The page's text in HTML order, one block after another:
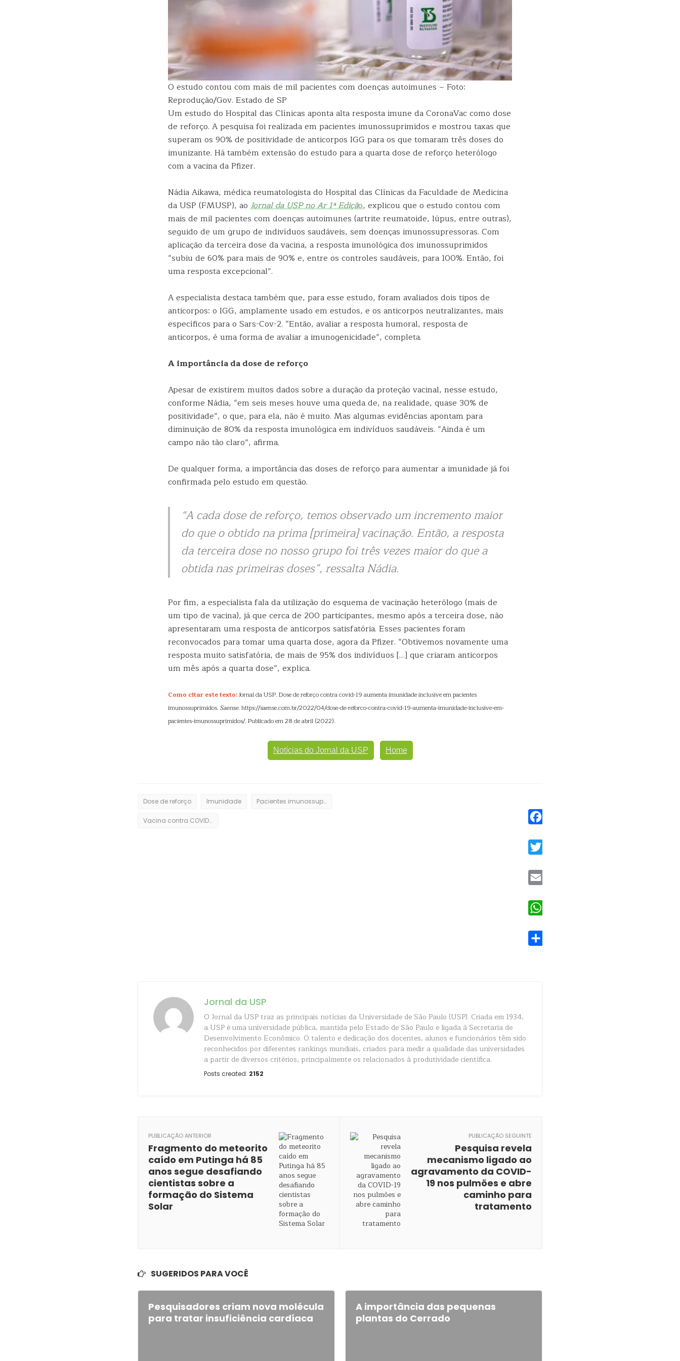
O estudo contou com mais de mil pacientes com doenças autoimunes – Foto:
Reprodução/Gov. Estado de SP
Um estudo do Hospital das Clínicas aponta alta resposta imune da CoronaVac como dose
de reforço. A pesquisa foi realizada em pacientes imunossuprimidos e mostrou taxas que
superam os 90% de positividade de anticorpos IGG para os que tomaram três doses do
imunizante. Há também extensão do estudo para a quarta dose de reforço heterólogo
com a vacina da Pfizer.
Nádia Aikawa, médica reumatologista do Hospital das Clínicas da Faculdade de Medicina
da USP (FMUSP), ao Jornal da USPno Ar 1ª Edição, explicou que o estudo contou com
mais de mil pacientes com doenças autoimunes (artrite reumatoide, lúpus, entre outras),
seguido de um grupo de indivíduos saudáveis, sem doenças imunossupressoras. Com
aplicação da terceira dose da vacina, a resposta imunológica dos imunossuprimidos
“subiu de 60% para mais de 90% e, entre os controles saudáveis, para 100%. Então, foi
uma resposta excepcional”.
A especialista destaca também que, para esse estudo, foram avaliados dois tipos de
anticorpos: o IGG, amplamente usado em estudos, e os anticorpos neutralizantes, mais
específicos para o Sars-Cov-2. “Então, avaliar a resposta humoral, resposta de
anticorpos, é uma forma de avaliar a imunogenicidade”, completa.
A importância da dose de reforço
Apesar de existirem muitos dados sobre a duração da proteção vacinal, nesse estudo,
conforme Nádia, “em seis meses houve uma queda de, na realidade, quase 30% de
positividade”, o que, para ela, não é muito. Mas algumas evidências apontam para
diminuição de 80% da resposta imunológica em indivíduos saudáveis. “Ainda é um
campo não tão claro”, afirma.
De qualquer forma, a importância das doses de reforço para aumentar a imunidade já foi
confirmada pelo estudo em questão.
“A cada dose de reforço, temos observado um incremento maior
do que o obtido na prima [primeira] vacinação. Então, a resposta
da terceira dose no nosso grupo foi três vezes maior do que a
obtida nas primeiras doses”, ressalta Nádia.
Por fim, a especialista fala da utilização do esquema de vacinação heterólogo (mais de
um tipo de vacina), já que cerca de 200 participantes, mesmo após a terceira dose, não
apresentaram uma resposta de anticorpos satisfatória. Esses pacientes foram
reconvocados para tomar uma quarta dose, agora da Pfizer. “Obtivemos novamente uma
resposta muito satisfatória, de mais de 95% dos indivíduos […] que criaram anticorpos
um mês após a quarta dose”, explica.
Como citar este texto:Jornal da USP. Dose de reforço contra covid-19 aumenta imunidade inclusive em pacientes
imunossuprimidos. Saense. https://saense.com.br/2022/04/dose-de-reforco-contra-covid-19-aumenta-imunidade-inclusive-em-
pacientes-imunossuprimidos/. Publicado em 28 de abril (2022).
Notícias do Jornal da USP Home
Dose de reforço Imunidade Pacientes imunossuprimidos
Vacina contra COVID-19
Jornal da USP
O Jornal da USP traz as principais notícias da Universidade de São Paulo (USP). Criada em 1934,
a USP é uma universidade pública, mantida pelo Estado de São Paulo e ligada à Secretaria de
Desenvolvimento Econômico. O talento e dedicação dos docentes, alunos e funcionários têm sido
reconhecidos por diferentes rankings mundiais, criados para medir a qualidade das universidades
a partir de diversos critérios, principalmente os relacionados à produtividade científica.
Posts created: 2152
PUBLICAÇÃO ANTERIOR
Fragmento do meteorito
caído em Putinga há 85
anos segue desafiando
cientistas sobre a
formação do Sistema
Solar
PUBLICAÇÃO SEGUINTE
Pesquisa revela
mecanismo ligado ao
agravamento da COVID-
19 nos pulmões e abre
caminho para
tratamento
SUGERIDOS PARA VOCÊ
Pesquisadores criam nova molécula
para tratar insuficiência cardíaca
A importância das pequenas
plantas do Cerrado